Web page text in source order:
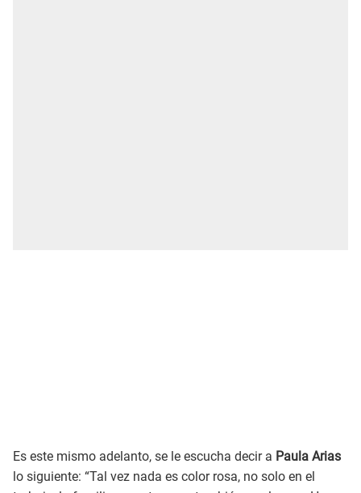
Es este mismo adelanto, se le escucha decir a Paula Arias
lo siguiente: “Tal vez nada es color rosa, no solo en el